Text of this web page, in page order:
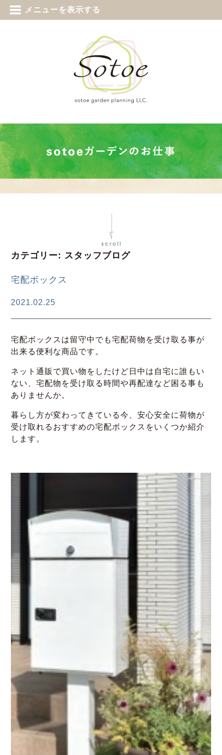
メニューを表示する
tel 0187-73-5388
カテゴリー: スタッフブログ
宅配ボックス
2021.02.25
宅配ボックスは留守中でも宅配荷物を受け取る事が
出来る便利な商品です。
ネット通販で買い物をしたけど日中は自宅に誰もい
ない、宅配物を受け取る時間や再配達など困る事も
ありませんか。
暮らし方が変わってきている今、安心安全に荷物が
受け取れるおすすめの宅配ボックスをいくつか紹介
します。